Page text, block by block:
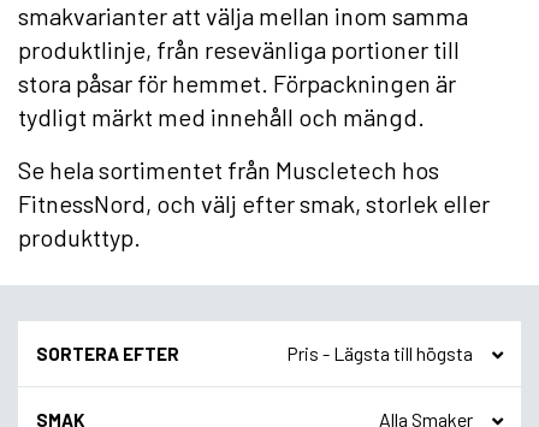
smakvarianter att välja mellan inom samma
produktlinje, från resevänliga portioner till
stora påsar för hemmet. Förpackningen är
tydligt märkt med innehåll och mängd.
Se hela sortimentet från Muscletech hos
FitnessNord, och välj efter smak, storlek eller
produkttyp.
SORTERA EFTER
SMAK